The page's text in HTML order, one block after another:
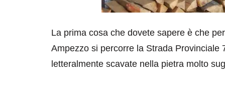
La prima cosa che dovete sapere è che
Ampezzo si percorre la Strada
letteralmente scavate nella pietra molto